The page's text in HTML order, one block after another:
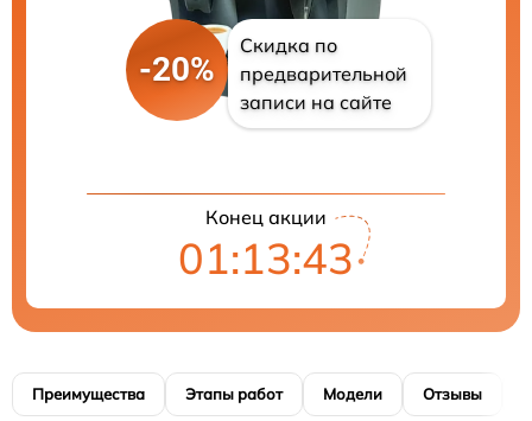
-20%
Скидка по
предварительной
записи на сайте
Конец акции
01:13:43
Преимущества Этапы работ Модели Отзывы